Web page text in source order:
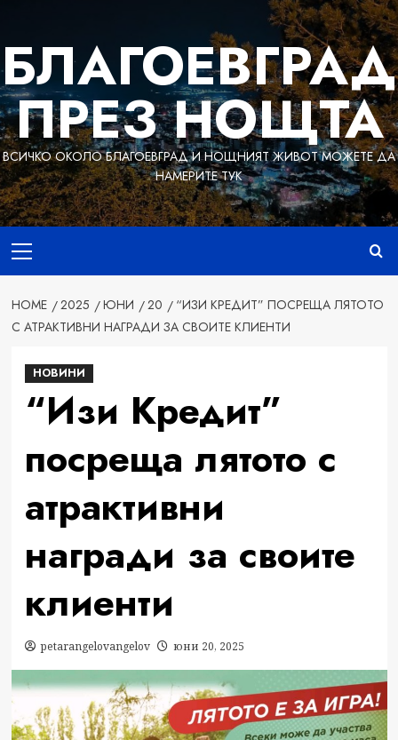
content
БЛАГОЕВГРАД
ПРЕЗ НОЩТА
ВСИЧКО ОКОЛО БЛАГОЕВГРАД И НОЩНИЯТ ЖИВОТ МОЖЕТЕ ДА
НАМЕРИТЕ ТУК
Menu
HOME 2025 ЮНИ 20
“ИЗИ КРЕДИТ” ПОСРЕЩА ЛЯТОТО
С АТРАКТИВНИ НАГРАДИ ЗА СВОИТЕ КЛИЕНТИ
НОВИНИ
“Изи Кредит”
посреща лятото с
атрактивни
награди за своите
клиенти
petarangelovangelov юни 20, 2025